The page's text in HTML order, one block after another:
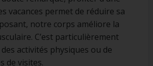
vacances permet de réduire sa
notre corps améliore la
C’est particulièrement
activités physiques ou de
de visites.